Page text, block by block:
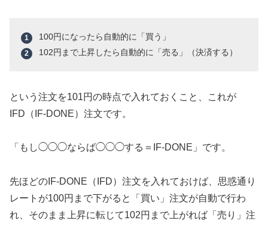
100円になったら自動的に「買う」
102円まで上昇したら自動的に「売る」（決済する）
という注文を101円の時点で入れておくこと、これが
IFD（IF-DONE）注文です。
「もし◯◯◯ならば◯◯◯する＝IF-DONE」です。
先ほどのIF-DONE（IFD）注文を入れておけば、思惑通り
レートが100円まで下がると「買い」注文が自動で行わ
れ、そのまま上昇に転じて102円まで上がれば「売り」注